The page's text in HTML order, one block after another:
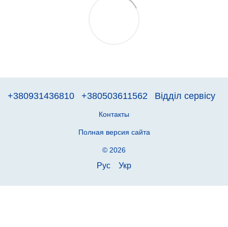
+380931436810 +380503611562 Відділ сервісу
Контакты
Полная версия сайта
© 2026
Рус Укр